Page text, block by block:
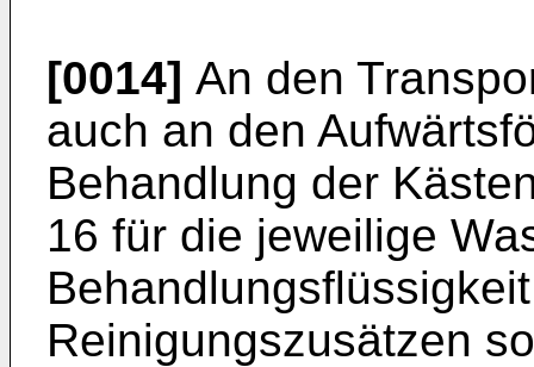
[0014] An den
auch an den
Behandlung der
16 für die jeweilige
Reinigungszusätzen